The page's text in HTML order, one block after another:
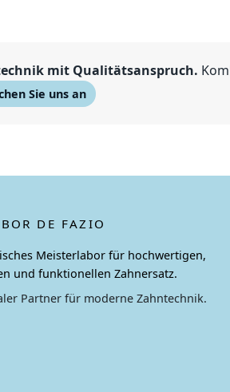
mit Qualitätsanspruch.
Sie uns an
DE FAZIO
Meisterlabor für hochwertigen,
und funktionellen Zahnersatz.
Partner für moderne Zahntechnik.